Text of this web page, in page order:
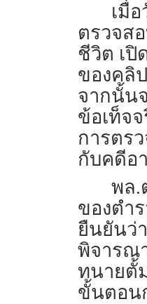
เมื่
ตรวจส
ชีวิต เปิ
ของคลิ
จากนั้น
ข้อเท็จ
การตร
กับคดีอ
พล.
ของตำ
ยืนยันว่
พิจารณ
ทนายตั้
ขั้นตอน